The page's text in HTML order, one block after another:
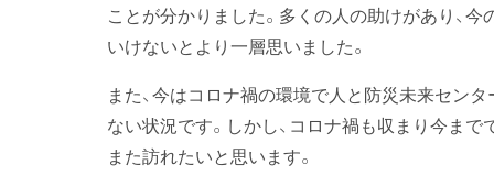
ことが分かりました。多くの人の助けがあり、
いけないとより一層思いました。
また、今はコロナ禍の環境で人と防災未来セン
ない状況です。しかし、コロナ禍も収まり今ま
また訪れたいと思います。